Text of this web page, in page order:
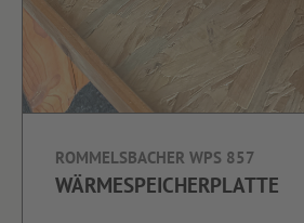
ROMMELSBACHER WPS 857
WÄRMESPEICHERPLATTE